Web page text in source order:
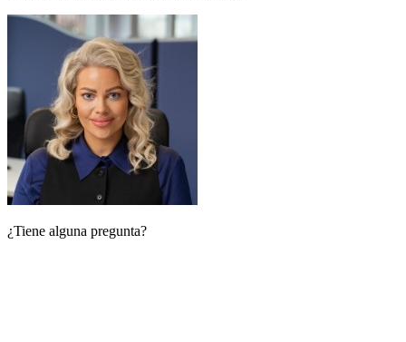
¿Tiene alguna pregunta?